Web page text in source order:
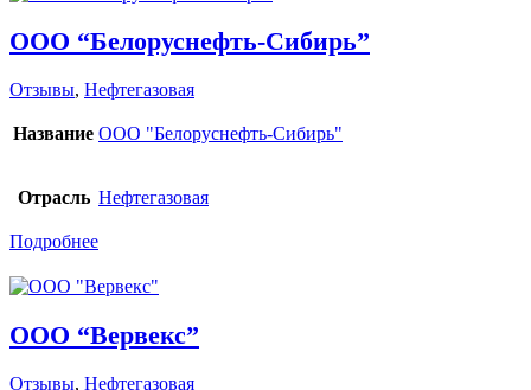
ООО “Белоруснефть-Сибирь”
Отзывы, Нефтегазовая
Название ООО "Белоруснефть-Сибирь"
Отрасль Нефтегазовая
Подробнее
ООО “Вервекс”
Отзывы, Нефтегазовая